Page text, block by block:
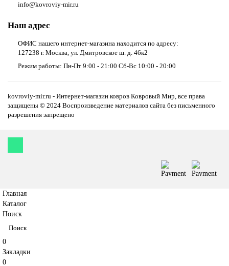
info@kovroviy-mir.ru
Наш адрес
ОФИС нашего интернет-магазина находится по адресу:
127238 г. Москва, ул. Дмитровское ш. д. 46к2
Режим работы: Пн-Пт 9:00 - 21:00 Сб-Вс 10:00 - 20:00
kovroviy-mir.ru - Интернет-магазин ковров Ковровый Мир, все права
защищены © 2024 Воспроизведение материалов сайта без письменного
разрешения запрещено
Главная
Каталог
Поиск
0
Закладки
0